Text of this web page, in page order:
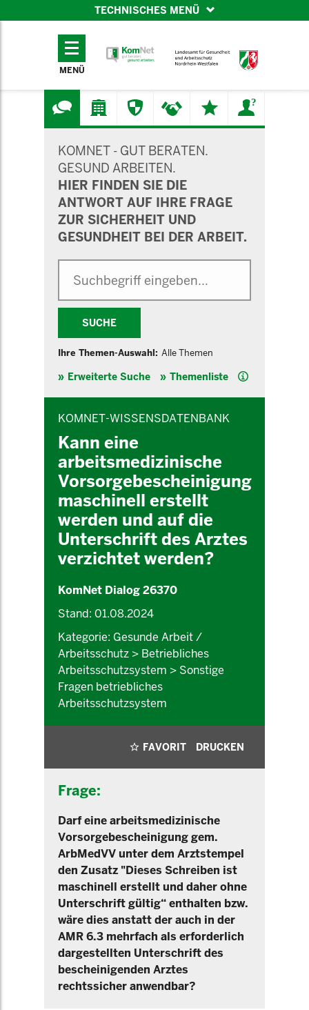
TECHNISCHES MENÜ
TECHNISCHES
MENÜ
KOMNET - GUT BERATEN.
GESUND ARBEITEN.
HIER FINDEN SIE DIE
ANTWORT AUF IHRE FRAGE
ZUR SICHERHEIT UND
GESUNDHEIT BEI DER ARBEIT.
SUCHE
Ihre Themen-Auswahl: Alle Themen
Erweiterte Suche Themenliste Hilfe
KOMNET-WISSENSDATENBANK
Kann eine
arbeitsmedizinische
Vorsorgebescheinigung
maschinell erstellt
werden und auf die
Unterschrift des Arztes
verzichtet werden?
KomNet Dialog 26370
Stand: 01.08.2024
Kategorie: Gesunde Arbeit /
Arbeitsschutz > Betriebliches
Arbeitsschutzsystem > Sonstige
Fragen betriebliches
Arbeitsschutzsystem
FAVORIT DRUCKEN
Frage:
Darf eine arbeitsmedizinische
Vorsorgebescheinigung gem.
ArbMedVV unter dem Arztstempel
den Zusatz "Dieses Schreiben ist
maschinell erstellt und daher ohne
Unterschrift gültig“ enthalten bzw.
wäre dies anstatt der auch in der
AMR 6.3 mehrfach als erforderlich
dargestellten Unterschrift des
bescheinigenden Arztes
rechtssicher anwendbar?